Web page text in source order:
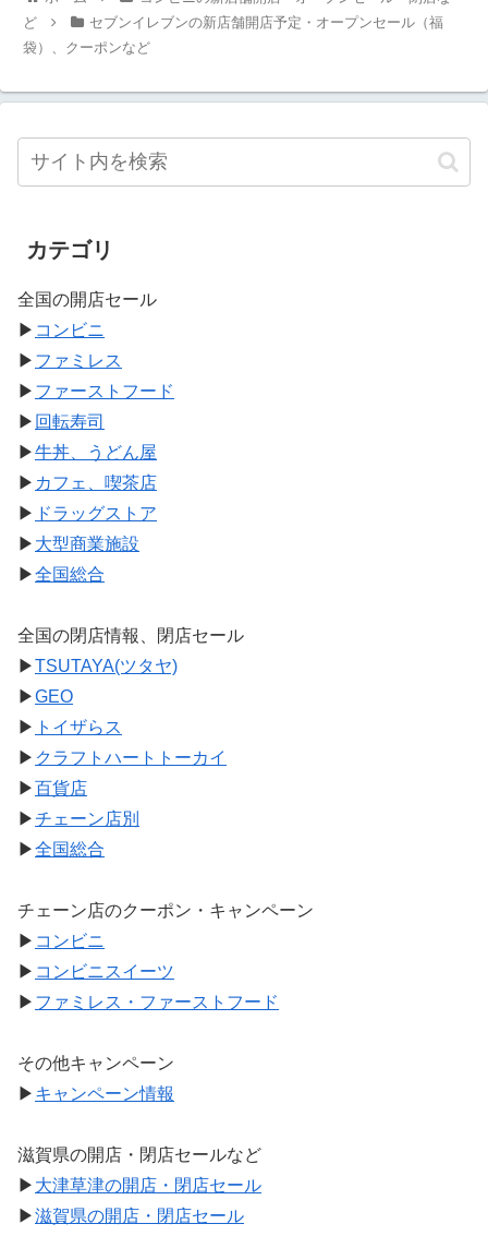
ど
セブンイレブンの新店舗開店予定・オープンセール（福
袋）、クーポンなど
カテゴリ
全国の開店セール
▶ コンビニ
▶ ファミレス
▶ ファーストフード
▶ 回転寿司
▶牛丼、うどん屋
▶ カフェ、喫茶店
▶ ドラッグストア
▶ 大型商業施設
▶全国総合
全国の閉店情報、閉店セール
▶TSUTAYA(ツタヤ)
▶GEO
▶ トイザらス
▶ クラフトハートトーカイ
▶百貨店
▶チェーン店別
▶全国総合
チェーン店のクーポン・キャンペーン
▶ コンビニ
▶ コンビニスイーツ
▶ ファミレス・ファーストフード
その他キャンペーン
▶ キャンペーン情報
滋賀県の開店・閉店セールなど
▶ 大津草津の開店・閉店セール
▶滋賀県の開店・閉店セール